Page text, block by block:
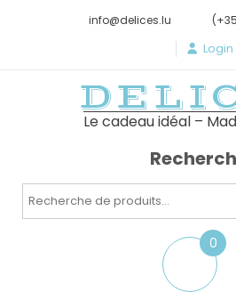
info@delices.lu
Login
Le cadeau idéal –
Recherche
0
item